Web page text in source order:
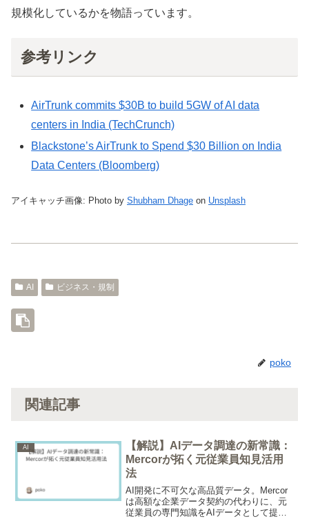
規模化しているかを物語っています。
参考リンク
AirTrunk commits $30B to build 5GW of AI data
centers in India (TechCrunch)
Blackstone’s AirTrunk to Spend $30 Billion on India
Data Centers (Bloomberg)
アイキャッチ画像: Photo by Shubham Dhage on Unsplash
AI ビジネス・規制
poko
関連記事
AI
【解説】AIデータ調達の新常識：
Mercorが拓く元従業員知見活用
法
AI開発に不可欠な高品質データ。Mercor
は高額な企業データ契約の代わりに、元
従業員の専門知識をAIデータとして提供